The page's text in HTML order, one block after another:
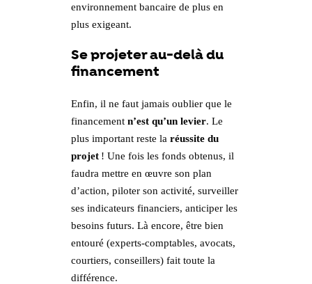
environnement bancaire de plus en
plus exigeant.
Se projeter au-delà du
financement
Enfin, il ne faut jamais oublier que le
financement n’est qu’un levier. Le
plus important reste la réussite du
projet! Une fois les fonds obtenus, il
faudra mettre en œuvre son plan
d’action, piloter son activité, surveiller
ses indicateurs financiers, anticiper les
besoins futurs. Là encore, être bien
entouré (experts-comptables, avocats,
courtiers, conseillers) fait toute la
différence.